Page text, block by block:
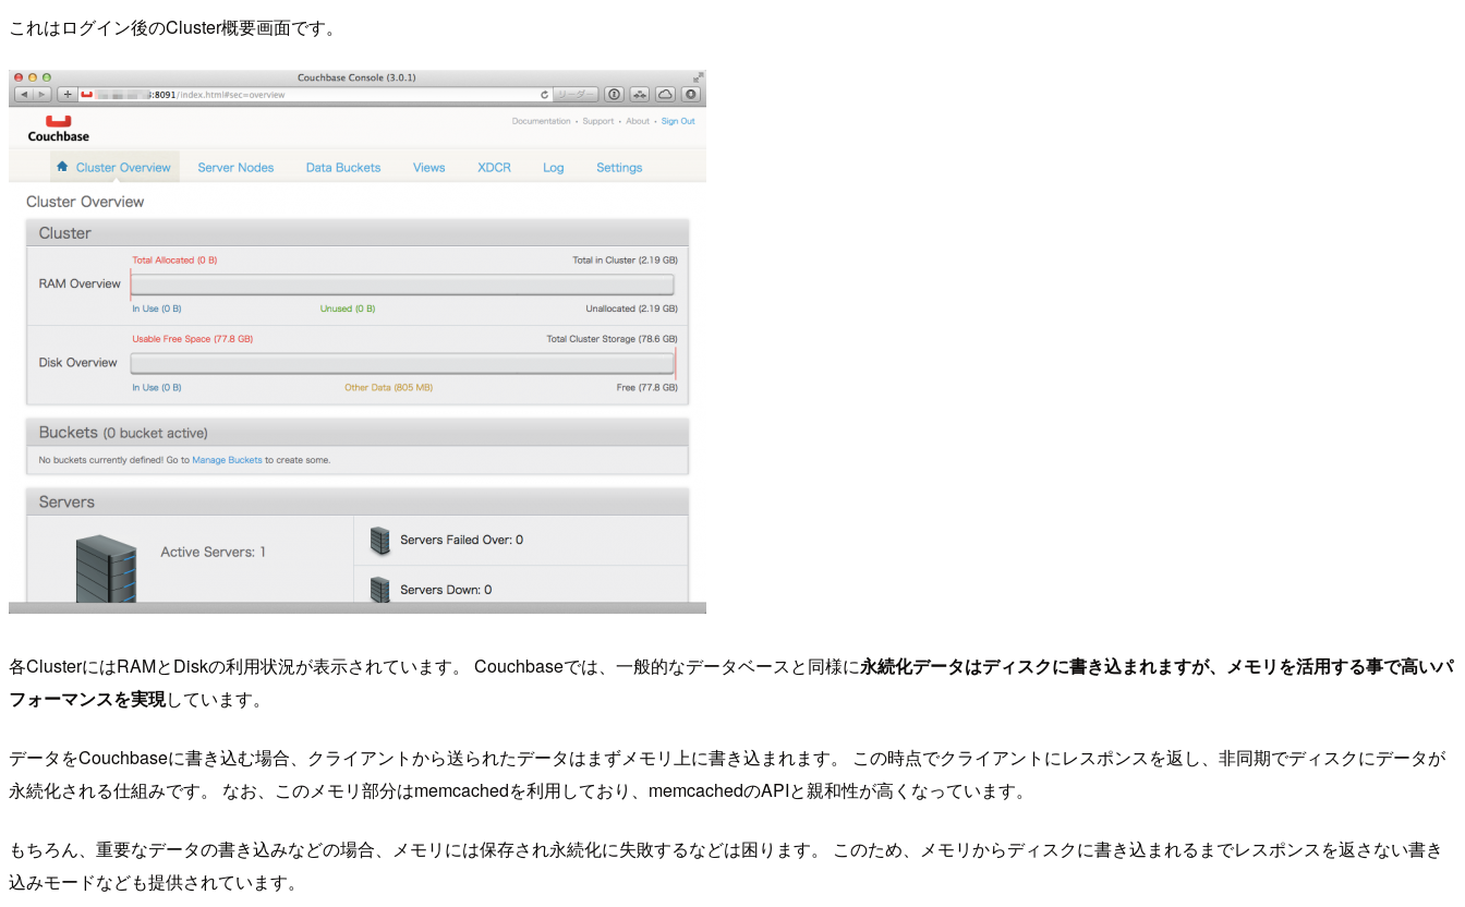
これはログイン後のCluster概要画面です。
各ClusterにはRAMとDiskの利用状況が表示されています。 Couchbaseでは、一般的なデータベースと同様に永続化データはディスクに書き込まれますが、メモリを活用する事で高いパ
フォーマンスを実現しています。
データをCouchbaseに書き込む場合、クライアントから送られたデータはまずメモリ上に書き込まれます。 この時点でクライアントにレスポンスを返し、非同期でディスクにデータが
永続化される仕組みです。 なお、このメモリ部分はmemcachedを利用しており、memcachedのAPIと親和性が高くなっています。
もちろん、重要なデータの書き込みなどの場合、メモリには保存され永続化に失敗するなどは困ります。 このため、メモリからディスクに書き込まれるまでレスポンスを返さない書き
込みモードなども提供されています。